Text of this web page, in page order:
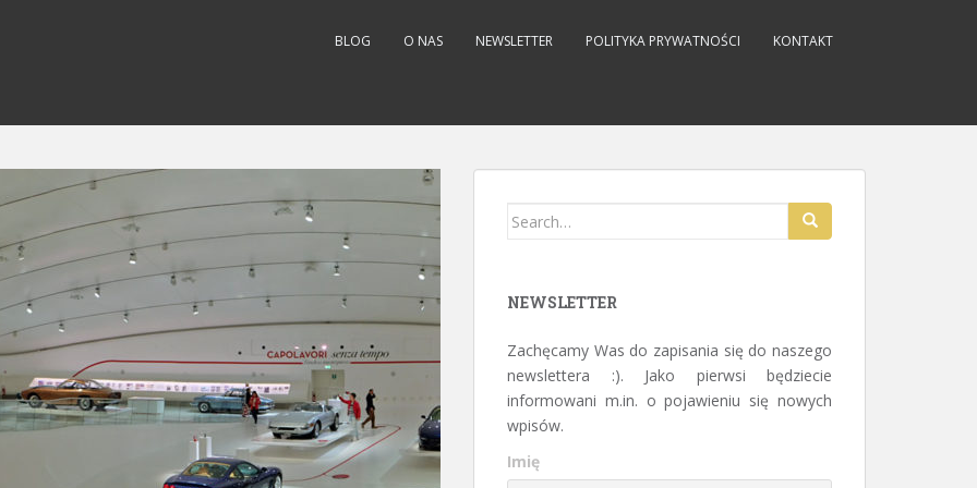
BLOG O NAS NEWSLETTER POLITYKA PRYWATNOŚCI KONTAKT
Search for:
NEWSLETTER
Zachęcamy Was do zapisania się do naszego
newslettera :). Jako pierwsi będziecie
informowani m.in. o pojawieniu się nowych
wpisów.
Imię